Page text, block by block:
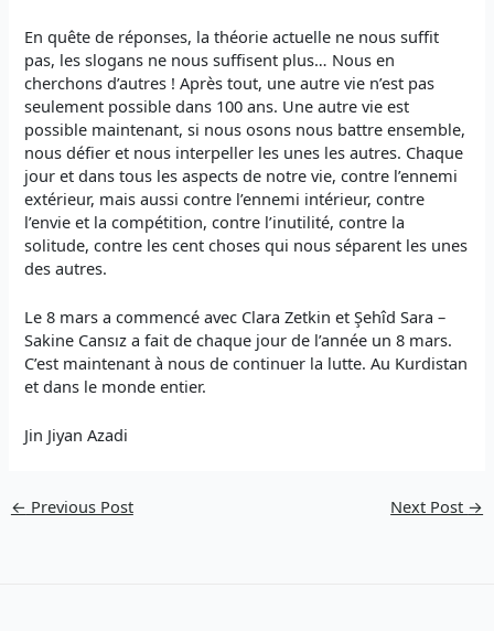
En quête de réponses, la théorie actuelle ne nous suffit
pas, les slogans ne nous suffisent plus… Nous en
cherchons d’autres ! Après tout, une autre vie n’est pas
seulement possible dans 100 ans. Une autre vie est
possible maintenant, si nous osons nous battre ensemble,
nous défier et nous interpeller les unes les autres. Chaque
jour et dans tous les aspects de notre vie, contre l’ennemi
extérieur, mais aussi contre l’ennemi intérieur, contre
l’envie et la compétition, contre l’inutilité, contre la
solitude, contre les cent choses qui nous séparent les unes
des autres.
Le 8 mars a commencé avec Clara Zetkin et Şehîd Sara –
Sakine Cansız a fait de chaque jour de l’année un 8 mars.
C’est maintenant à nous de continuer la lutte. Au Kurdistan
et dans le monde entier.
Jin Jiyan Azadi
← Previous Post Next Post →